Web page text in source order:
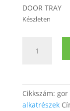
DOOR TRAY
Készleten
mennyiség
Cikkszám: gor
alkatrészek